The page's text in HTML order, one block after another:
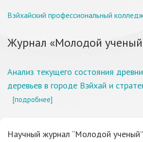
Вэйхайский профессиональный
Журнал «Молодой
Анализ текущего состояния
деревьев в городе Вэйхай и
[подробнее]
Научный журнал “Молодой